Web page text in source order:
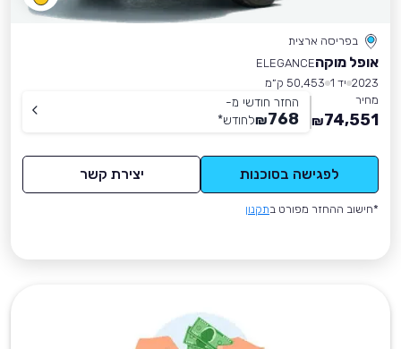
בפריסה ארצית
אופל מוקהELEGANCE
2023 יד 1
50,453 ק״מ
מחיר
74,551
₪
החזר חודשי מ-
768
₪לחודש*
לפגישה בסוכנות יצירת קשר
*חישוב ההחזר מפורט בתקנון